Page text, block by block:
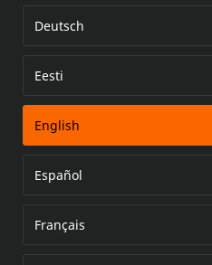
Error
Deutsch
Eesti
English
Español
Français